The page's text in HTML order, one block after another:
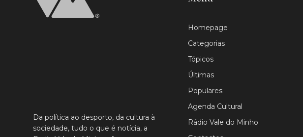
Da política ao desporto, da cultura à
sociedade, tudo o que é notícia, a
Homepage
Categorias
Tópicos
Últimas
Populares
Agenda Cultural
Rádio Vale do Minho